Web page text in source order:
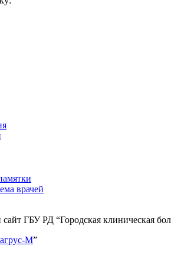
врачей
ГБУ РД “Городская клиническая
М”